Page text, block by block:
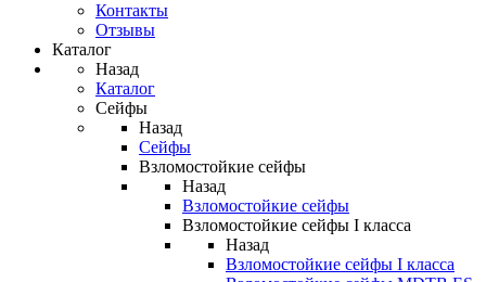
Контакты
Отзывы
Каталог
Назад
Каталог
Сейфы
Назад
Сейфы
Взломостойкие сейфы
Назад
Взломостойкие сейфы
Взломостойкие сейфы I класса
Назад
Взломостойкие сейфы I класса